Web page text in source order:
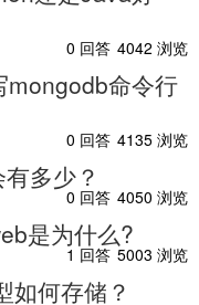
4042 浏览
0 回答
命令行
4135 浏览
0 回答
多少？
4050 浏览
0 回答
是为什么?
5003 浏览
1 回答
如何存储？